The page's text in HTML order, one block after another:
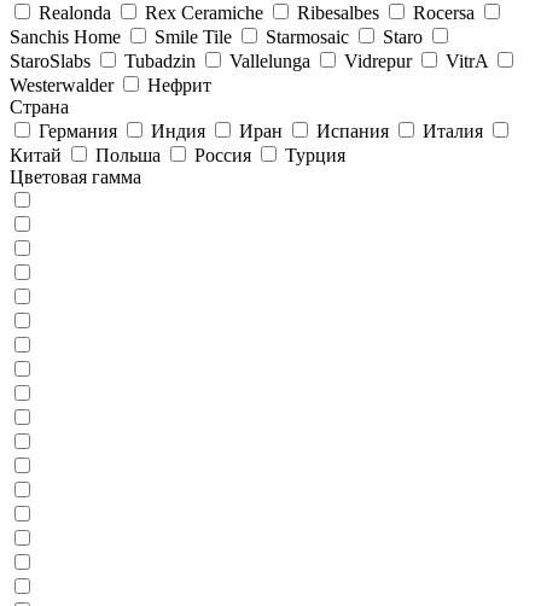
Realonda
Rex Ceramiche Ribesalbes
Rocersa
Sanchis Home
Smile Tile Starmosaic
Staro
StaroSlabs
Tubadzin Vallelunga Vidrepur
VitrA
Westerwalder
Нефрит
Страна
Германия
Индия Иран Испания
Италия
Китай
Польша Россия
Турция
Цветовая гамма